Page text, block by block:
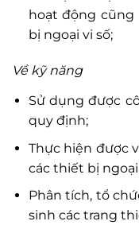
hoạt động
bị ngoại vi số;
Về kỹ năng
Sử dụng được
quy định;
Thực hiện được
các thiết bị
Phân tích, tổ
sinh các trang